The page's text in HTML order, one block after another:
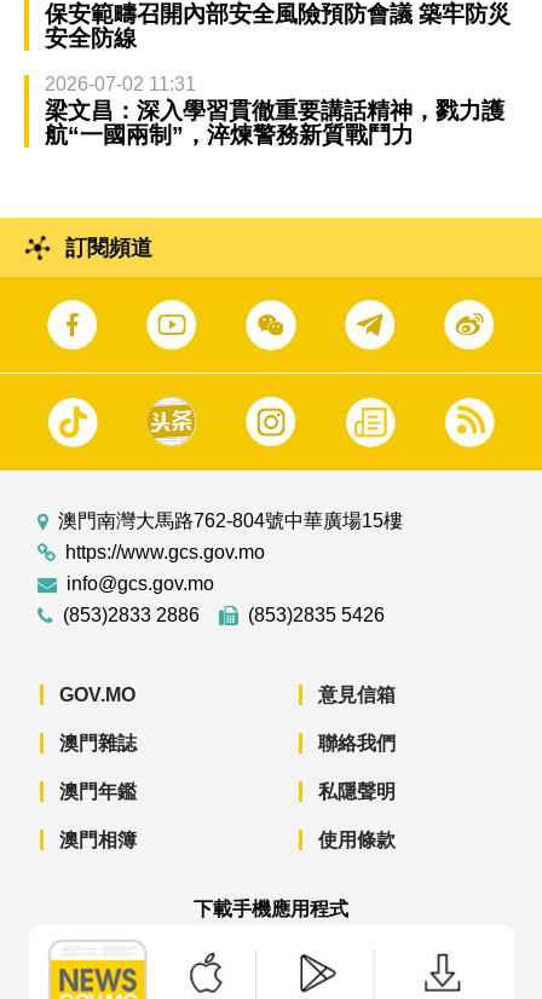
保安範疇召開內部安全風險預防會議 築牢防災
安全防線
2026-07-02 11:31
梁文昌：深入學習貫徹重要講話精神，戮力護
航“一國兩制”，淬煉警務新質戰鬥力
訂閱頻道
澳門南灣大馬路762-804號中華廣場15樓
https://www.gcs.gov.mo
info@gcs.gov.mo
(853)2833 2886
(853)2835 5426
GOV.MO
澳門雜誌
澳門年鑑
澳門相簿
意見信箱
聯絡我們
私隱聲明
使用條款
下載手機應用程式